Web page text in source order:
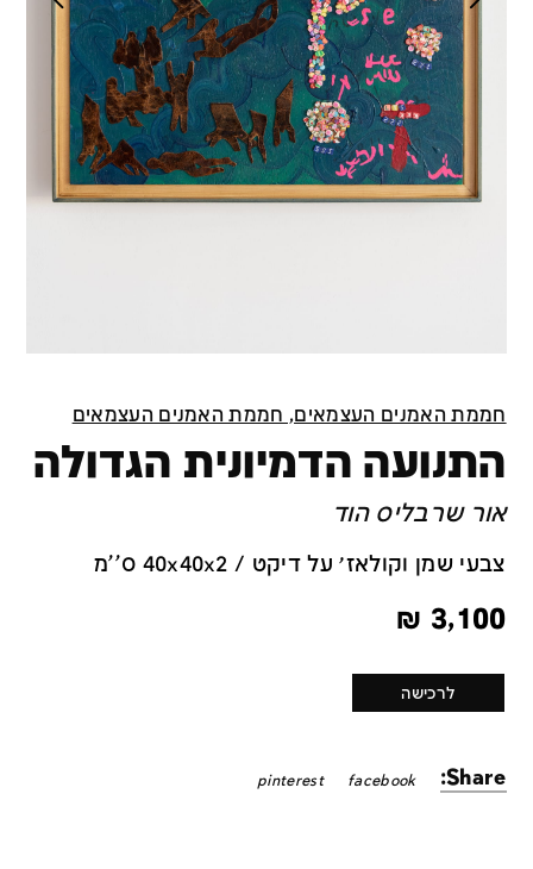
חממת האמנים העצמאים, חממת האמנים העצמאים
התנועה הדמיונית הגדולה
אור שרבליס הוד
צבעי שמן וקולאז׳ על דיקט / 40x40x2 ס''מ
3,100
₪
לרכישה
Share:
facebook
pinterest